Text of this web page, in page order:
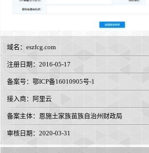
域名： eszfcg.com
注册日期：2016-05-17
备案号：鄂ICP备16010905号-1
接入商： 阿里云
备案主体：恩施土家族苗族自治州财政局
审核日期：2020-03-31